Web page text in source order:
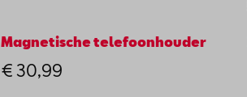
Magnetische telefoonhouder
€ 30,99